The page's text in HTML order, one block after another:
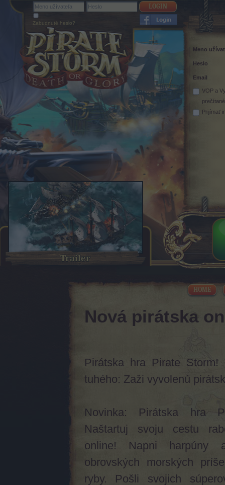
Zabudnuté heslo?
Meno
Heslo
Email
VOP a
Prijímať
Trailer
HOME
Nová pirátska
Pirátska hra Pirate Storm!
tuhého: Zaži vyvolenú
Novinka: Pirátska hra
Naštartuj svoju cestu
online! Napni harpúny
obrovských morských
ryby. Pošli svojich